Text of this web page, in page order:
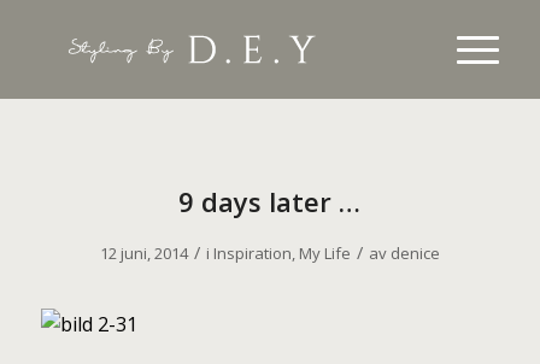
9 days later …
12 juni, 2014 / i Inspiration, My Life / av denice